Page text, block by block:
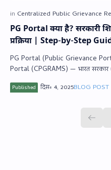
PG Portal क्या है? सरकारी
प्रक्रिया | Step-by-Step
PG Portal (Public Grievance Portal)
Portal (CPGRAMS) — भारत सरकार